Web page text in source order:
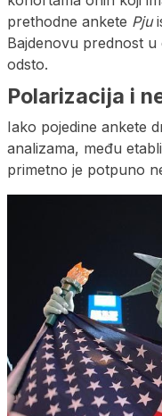
prethodne ankete Pju
Bajdenovu prednost
odsto.
Polarizacija i
Iako pojedine ankete
analizama, među
primetno je potpuno